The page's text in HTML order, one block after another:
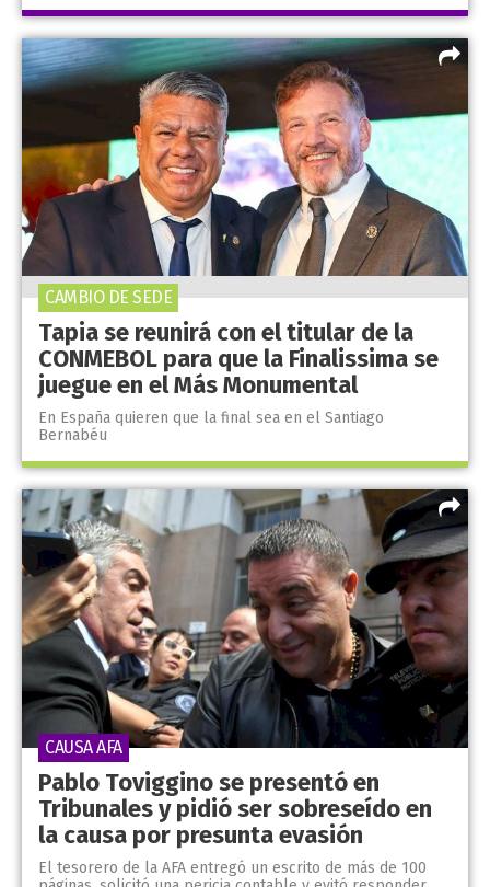
Tapia se reunirá con el titular de la
CONMEBOL para que la Finalissima se
juegue en el Más Monumental
En España quieren que la final sea en el Santiago
Bernabéu
CAMBIO DE SEDE
Pablo Toviggino se presentó en
Tribunales y pidió ser sobreseído en
la causa por presunta evasión
El tesorero de la AFA entregó un escrito de más de 100
CAUSA AFA